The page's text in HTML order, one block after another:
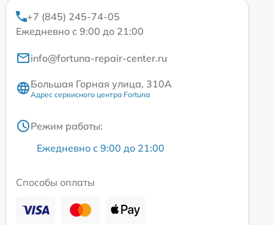
+7 (845) 245-74-05
Ежедневно с 9:00 до 21:00
info@fortuna-repair-center.ru
Большая Горная улица, 310А
Адрес сервисного центра Fortuna
Режим работы:
Ежедневно с 9:00 до 21:00
Способы оплаты